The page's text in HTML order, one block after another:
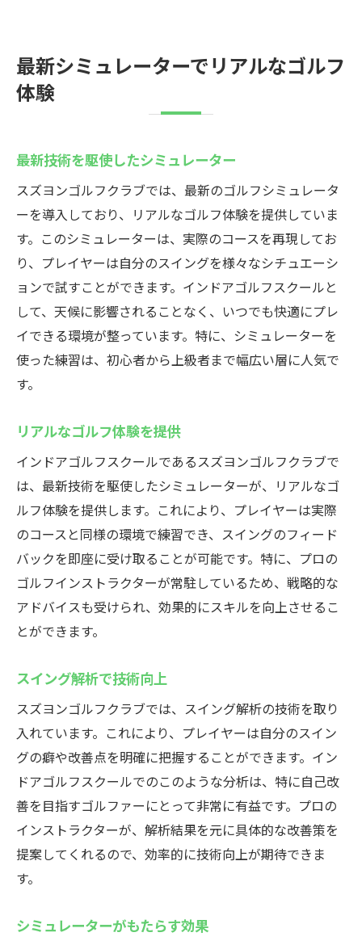
最新シミュレーターでリアルなゴルフ
体験
最新技術を駆使したシミュレーター
スズヨンゴルフクラブでは、最新のゴルフシミュレータ
ーを導入しており、リアルなゴルフ体験を提供していま
す。このシミュレーターは、実際のコースを再現してお
り、プレイヤーは自分のスイングを様々なシチュエーシ
ョンで試すことができます。インドアゴルフスクールと
して、天候に影響されることなく、いつでも快適にプレ
イできる環境が整っています。特に、シミュレーターを
使った練習は、初心者から上級者まで幅広い層に人気で
す。
リアルなゴルフ体験を提供
インドアゴルフスクールであるスズヨンゴルフクラブで
は、最新技術を駆使したシミュレーターが、リアルなゴ
ルフ体験を提供します。これにより、プレイヤーは実際
のコースと同様の環境で練習でき、スイングのフィード
バックを即座に受け取ることが可能です。特に、プロの
ゴルフインストラクターが常駐しているため、戦略的な
アドバイスも受けられ、効果的にスキルを向上させるこ
とができます。
スイング解析で技術向上
スズヨンゴルフクラブでは、スイング解析の技術を取り
入れています。これにより、プレイヤーは自分のスイン
グの癖や改善点を明確に把握することができます。イン
ドアゴルフスクールでのこのような分析は、特に自己改
善を目指すゴルファーにとって非常に有益です。プロの
インストラクターが、解析結果を元に具体的な改善策を
提案してくれるので、効率的に技術向上が期待できま
す。
シミュレーターがもたらす効果